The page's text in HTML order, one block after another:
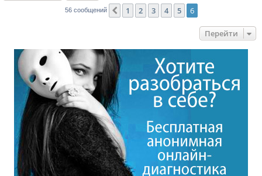
56 сообщений Пред.
1 2 3 4 5 6
Перейти